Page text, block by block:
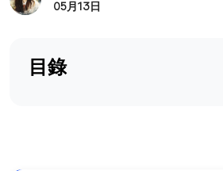
05月13日
目錄